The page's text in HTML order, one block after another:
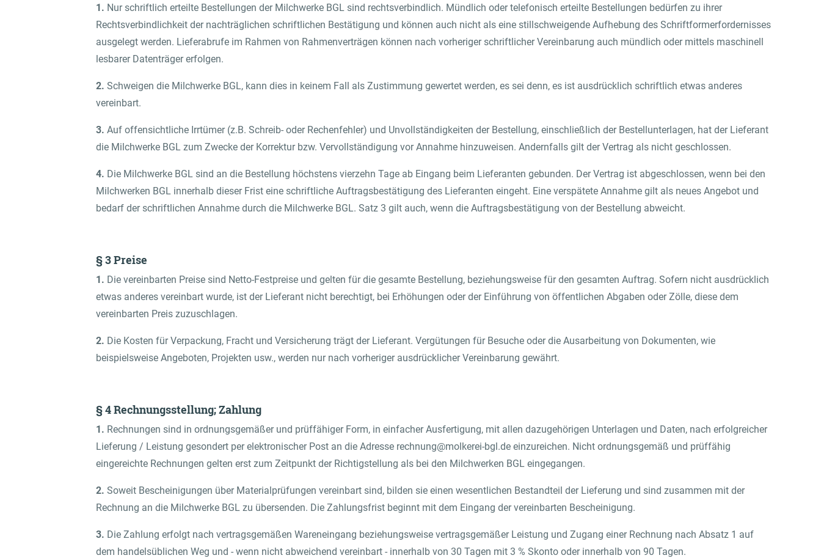
1. Nur schriftlich erteilte Bestellungen der Milchwerke BGL sind rechtsverbindlich. Mündlich oder telefonisch erteilte Bestellungen bedürfen zu ihrer
Rechtsverbindlichkeit der nachträglichen schriftlichen Bestätigung und können auch nicht als eine stillschweigende Aufhebung des Schriftformerfordernisses
ausgelegt werden. Lieferabrufe im Rahmen von Rahmenverträgen können nach vorheriger schriftlicher Vereinbarung auch mündlich oder mittels maschinell
lesbarer Datenträger erfolgen.
2. Schweigen die Milchwerke BGL, kann dies in keinem Fall als Zustimmung gewertet werden, es sei denn, es ist ausdrücklich schriftlich etwas anderes
vereinbart.
3. Auf offensichtliche Irrtümer (z.B. Schreib- oder Rechenfehler) und Unvollständigkeiten der Bestellung, einschließlich der Bestellunterlagen, hat der Lieferant
die Milchwerke BGL zum Zwecke der Korrektur bzw. Vervollständigung vor Annahme hinzuweisen. Andernfalls gilt der Vertrag als nicht geschlossen.
4. Die Milchwerke BGL sind an die Bestellung höchstens vierzehn Tage ab Eingang beim Lieferanten gebunden. Der Vertrag ist abgeschlossen, wenn bei den
Milchwerken BGL innerhalb dieser Frist eine schriftliche Auftragsbestätigung des Lieferanten eingeht. Eine verspätete Annahme gilt als neues Angebot und
bedarf der schriftlichen Annahme durch die Milchwerke BGL. Satz 3 gilt auch, wenn die Auftragsbestätigung von der Bestellung abweicht.
§ 3 Preise
1. Die vereinbarten Preise sind Netto-Festpreise und gelten für die gesamte Bestellung, beziehungsweise für den gesamten Auftrag. Sofern nicht ausdrücklich
etwas anderes vereinbart wurde, ist der Lieferant nicht berechtigt, bei Erhöhungen oder der Einführung von öffentlichen Abgaben oder Zölle, diese dem
vereinbarten Preis zuzuschlagen.
2. Die Kosten für Verpackung, Fracht und Versicherung trägt der Lieferant. Vergütungen für Besuche oder die Ausarbeitung von Dokumenten, wie
beispielsweise Angeboten, Projekten usw., werden nur nach vorheriger ausdrücklicher Vereinbarung gewährt.
§ 4 Rechnungsstellung; Zahlung
1. Rechnungen sind in ordnungsgemäßer und prüffähiger Form, in einfacher Ausfertigung, mit allen dazugehörigen Unterlagen und Daten, nach erfolgreicher
Lieferung / Leistung gesondert per elektronischer Post an die Adresse rechnung@molkerei-bgl.de einzureichen. Nicht ordnungsgemäß und prüffähig
eingereichte Rechnungen gelten erst zum Zeitpunkt der Richtigstellung als bei den Milchwerken BGL eingegangen.
2. Soweit Bescheinigungen über Materialprüfungen vereinbart sind, bilden sie einen wesentlichen Bestandteil der Lieferung und sind zusammen mit der
Rechnung an die Milchwerke BGL zu übersenden. Die Zahlungsfrist beginnt mit dem Eingang der vereinbarten Bescheinigung.
3. Die Zahlung erfolgt nach vertragsgemäßen Wareneingang beziehungsweise vertragsgemäßer Leistung und Zugang einer Rechnung nach Absatz 1 auf
dem handelsüblichen Weg und - wenn nicht abweichend vereinbart - innerhalb von 30 Tagen mit 3 % Skonto oder innerhalb von 90 Tagen.